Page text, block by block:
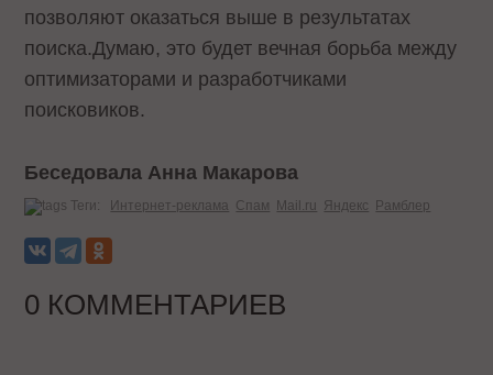
позволяют оказаться выше в результатах
поиска.Думаю, это будет вечная борьба между
оптимизаторами и разработчиками
поисковиков.
Беседовала Анна Макарова
Теги: Интернет-реклама Спам Mail.ru Яндекс Рамблер
0 КОММЕНТАРИЕВ